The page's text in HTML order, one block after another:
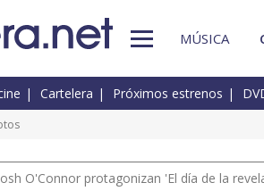
MÚSICA
Cartelera Próximos estrenos
O'Connor protagonizan 'El día de la